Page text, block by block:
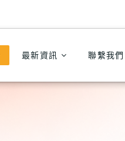
最新資訊 聯繫我們